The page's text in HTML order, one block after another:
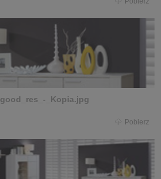
_Kopia.jpg
Pobierz